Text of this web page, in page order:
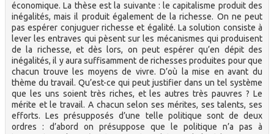
économique. La thèse est la suivante : le capitalisme produit des
inégalités, mais il produit également de la richesse. On ne peut
pas espérer conjuguer richesse et égalité. La solution consiste à
lever les entraves qui pèsent sur les mécanismes qui produisent
de la richesse, et dès lors, on peut espérer qu’en dépit des
inégalités, il y aura suffisamment de richesses produites pour que
chacun trouve les moyens de vivre. D’où la mise en avant du
thème du travail. Qu’est-ce qui peut justifier dans un tel système
que les uns soient très riches, et les autres très pauvres ? Le
mérite et le travail. A chacun selon ses mérites, ses talents, ses
efforts. Les présupposés d’une telle politique sont de deux
ordres : d’abord on présuppose que le politique n’a pas à